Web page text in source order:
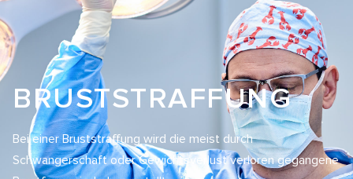
BRUSTSTRAFFUNG
Bei einer Bruststraffung wird die meist durch
Schwangerschaft oder Gewichtsverlust verloren gegangene